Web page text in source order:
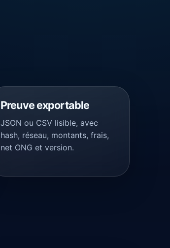
Preuve exportable
JSON ou CSV lisible, avec
hash, réseau, montants, frais,
net ONG et version.